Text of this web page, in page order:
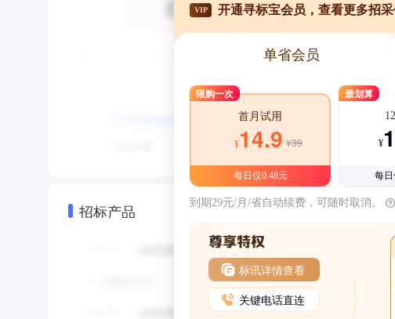
招标产品
VIP 开通寻标宝会员，查看更多招
单省会员
限购一次
首月试用
¥14.9 ¥39
每日仅0.48元
最划算
¥
每日
到期29元/月/省自动续费，可随时取消。
标讯详情查看
关键电话直连